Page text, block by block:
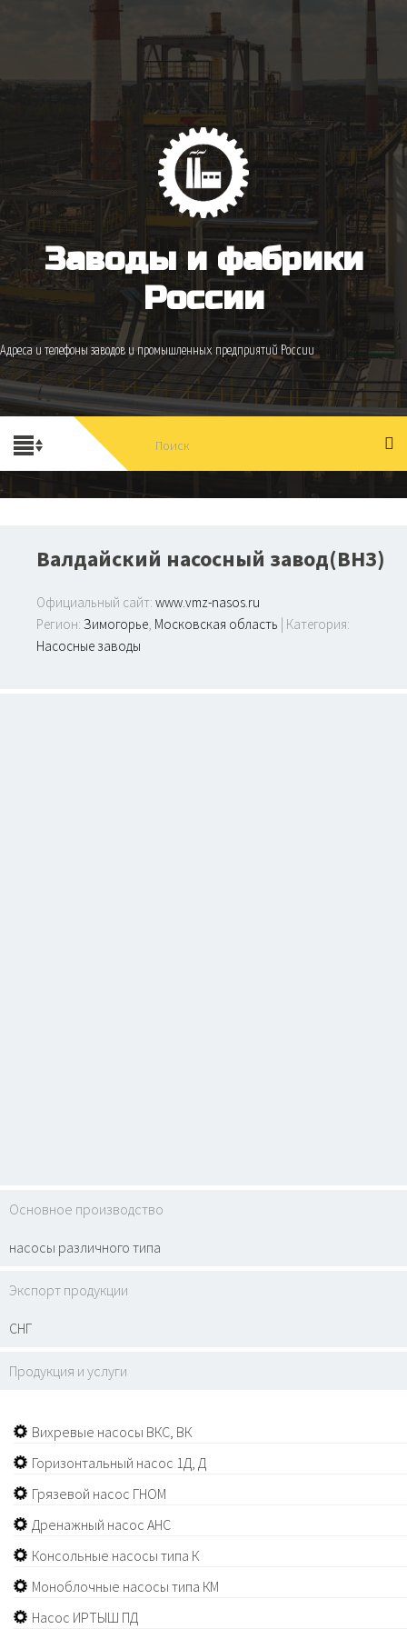
Заводы и фабрики
России
Адреса и телефоны заводов и промышленных предприятий России
Валдайский насосный завод(ВНЗ)
Официальный сайт: www.vmz-nasos.ru
Регион: Зимогорье, Московская область | Категория:
Насосные заводы
Основное производство
насосы различного типа
Экспорт продукции
СНГ
Продукция и услуги
Вихревые насосы ВКС, ВК
Горизонтальный насос 1Д, Д
Грязевой насос ГНОМ
Дренажный насос АНС
Консольные насосы типа К
Моноблочные насосы типа КМ
Насос ИРТЫШ ПД